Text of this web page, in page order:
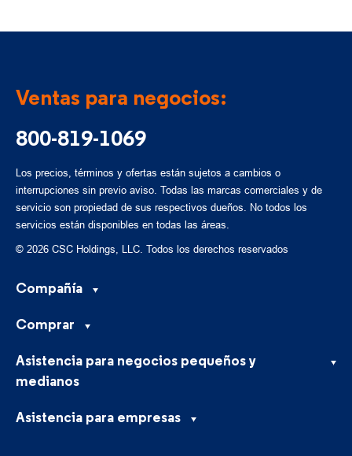
Ventas para negocios:
800-819-1069
Los precios, términos y ofertas están sujetos a cambios o
interrupciones sin previo aviso. Todas las marcas comerciales y de
servicio son propiedad de sus respectivos dueños. No todos los
servicios están disponibles en todas las áreas.
© 2026 CSC Holdings, LLC. Todos los derechos reservados
Compañía
Comprar
Asistencia para negocios pequeños y
medianos
Asistencia para empresas